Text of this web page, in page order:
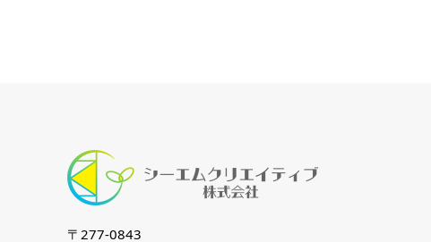
〒277-0843